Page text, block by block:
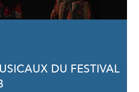
DU FESTIVAL